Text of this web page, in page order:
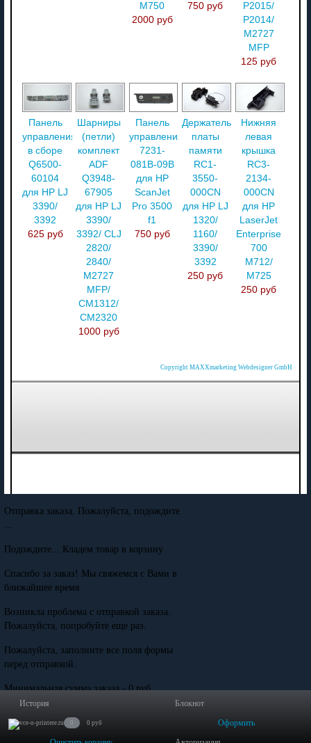
M750
2000 руб
750 руб
P2015/
P2014/
M2727
MFP
125 руб
Панель
управления
в сборе
Q6500-
60104
для HP LJ
3390/
3392
625 руб
Шарниры
(петли)
комплект
ADF
Q3948-
67905
для HP LJ
3390/
3392/ CLJ
2820/
2840/
M2727
MFP/
CM1312/
CM2320
1000 руб
Панель
управления
7231-
081B-09B
для HP
ScanJet
Pro 3500
f1
750 руб
Держатель
платы
памяти
RC1-
3550-
000CN
для HP LJ
1320/
1160/
3390/
3392
250 руб
Нижняя
левая
крышка
RC3-
2134-
000CN
для HP
LaserJet
Enterprise
700
M712/
M725
250 руб
Copyright MAXXmarketing Webdesigner GmbH
История Блокнот
0 0 руб
Оформить
Отправка заказа. Пожалуйста, подождите
...
Подождите... Кладем товар в корзину
Спасибо за заказ! Мы свяжемся с Вами в
ближайшее время
Возникла проблема с отправкой заказа.
Пожалуйста, попробуйте еще раз.
Пожалуйста, заполните все поля формы
перед отправкой.
Минимальная сумма заказа - 0 руб.